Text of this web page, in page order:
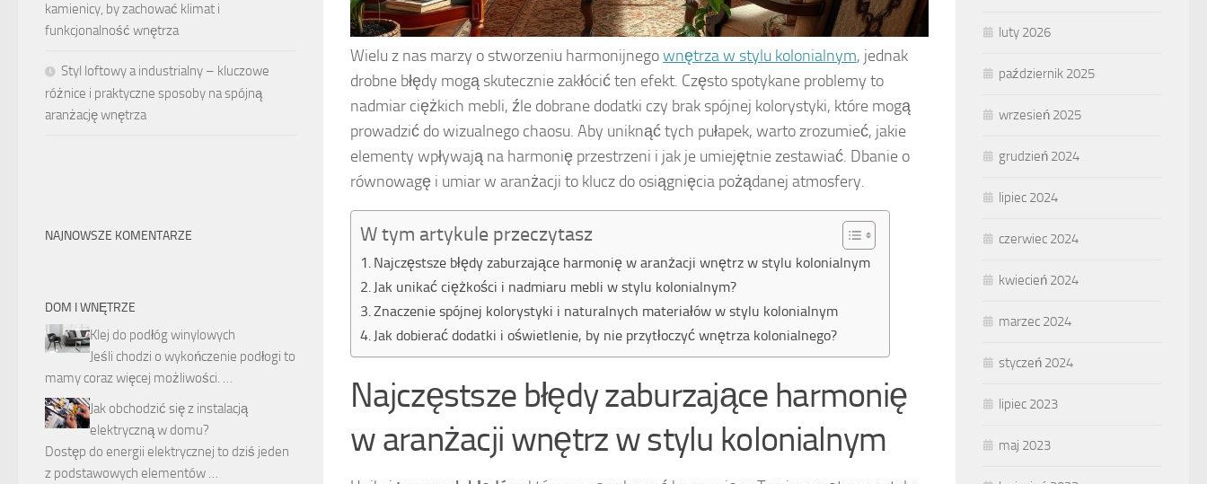
Wielu z nas marzy o stworzeniu harmonijnegownętrza w stylu kolonialnym, jednak
drobne błędy mogą skutecznie zakłócić ten efekt. Często spotykane problemy to
nadmiar ciężkich mebli, źle dobrane dodatki czy brak spójnej kolorystyki, które mogą
prowadzić do wizualnego chaosu. Aby uniknąć tych pułapek, warto zrozumieć, jakie
elementy wpływają na harmonię przestrzeni i jak je umiejętnie zestawiać. Dbanie o
równowagę i umiar w aranżacji to klucz do osiągnięcia pożądanej atmosfery.
W tym artykule przeczytasz
Najczęstsze błędy zaburzające harmonię w aranżacji wnętrz w stylu kolonialnym
Jak unikać ciężkości i nadmiaru mebli w stylu kolonialnym?
Znaczenie spójnej kolorystyki i naturalnych materiałów w stylu kolonialnym
Jak dobierać dodatki i oświetlenie, by nie przytłoczyć wnętrza kolonialnego?
Najczęstsze błędy zaburzające harmonię
w aranżacji wnętrz w stylu kolonialnym
kamienicy, by zachować klimat i
funkcjonalność wnętrza
Styl loftowy a industrialny – kluczowe
różnice i praktyczne sposoby na spójną
aranżację wnętrza
NAJNOWSZE KOMENTARZE
DOM I WNĘTRZE
Klej do podłóg winylowych
Jeśli chodzi o wykończenie podłogi to
mamy coraz więcej możliwości. …
Jak obchodzić się z instalacją
elektryczną w domu?
Dostęp do energii elektrycznej to dziś jeden
z podstawowych elementów …
luty 2026
październik 2025
wrzesień 2025
grudzień 2024
lipiec 2024
czerwiec 2024
kwiecień 2024
marzec 2024
styczeń 2024
lipiec 2023
maj 2023